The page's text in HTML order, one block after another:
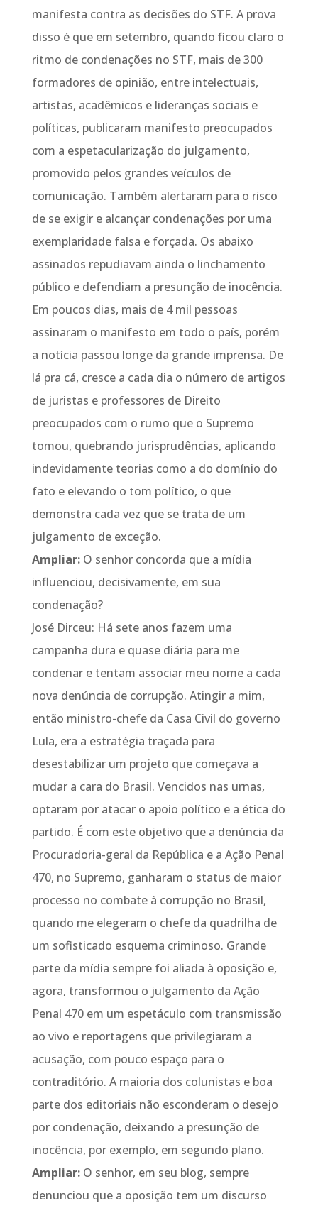
manifesta contra as decisões do STF. A prova
disso é que em setembro, quando ficou claro o
ritmo de condenações no STF, mais de 300
formadores de opinião, entre intelectuais,
artistas, acadêmicos e lideranças sociais e
políticas, publicaram manifesto preocupados
com a espetacularização do julgamento,
promovido pelos grandes veículos de
comunicação. Também alertaram para o risco
de se exigir e alcançar condenações por uma
exemplaridade falsa e forçada. Os abaixo
assinados repudiavam ainda o linchamento
público e defendiam a presunção de inocência.
Em poucos dias, mais de 4 mil pessoas
assinaram o manifesto em todo o país, porém
a notícia passou longe da grande imprensa. De
lá pra cá, cresce a cada dia o número de artigos
de juristas e professores de Direito
preocupados com o rumo que o Supremo
tomou, quebrando jurisprudências, aplicando
indevidamente teorias como a do domínio do
fato e elevando o tom político, o que
demonstra cada vez que se trata de um
julgamento de exceção.
Ampliar:O senhor concorda que a mídia
influenciou, decisivamente, em sua
condenação?
José Dirceu: Há sete anos fazem uma
campanha dura e quase diária para me
condenar e tentam associar meu nome a cada
nova denúncia de corrupção. Atingir a mim,
então ministro-chefe da Casa Civil do governo
Lula, era a estratégia traçada para
desestabilizar um projeto que começava a
mudar a cara do Brasil. Vencidos nas urnas,
optaram por atacar o apoio político e a ética do
partido. É com este objetivo que a denúncia da
Procuradoria-geral da República e a Ação Penal
470, no Supremo, ganharam o status de maior
processo no combate à corrupção no Brasil,
quando me elegeram o chefe da quadrilha de
um sofisticado esquema criminoso. Grande
parte da mídia sempre foi aliada à oposição e,
agora, transformou o julgamento da Ação
Penal 470 em um espetáculo com transmissão
ao vivo e reportagens que privilegiaram a
acusação, com pouco espaço para o
contraditório. A maioria dos colunistas e boa
parte dos editoriais não esconderam o desejo
por condenação, deixando a presunção de
inocência, por exemplo, em segundo plano.
Ampliar: O senhor, em seu blog, sempre
denunciou que a oposição tem um discurso